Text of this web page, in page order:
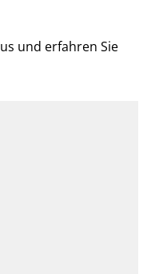
und erfahren Sie